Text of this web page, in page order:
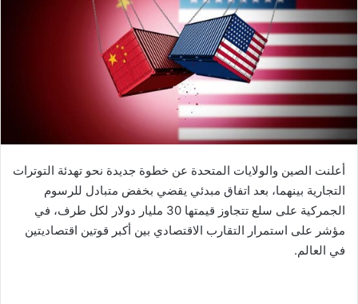
ر
ي
د
ا
إ
ل
ك
ت
ن
أعلنت الصين والولايات المتحدة عن خطوة جديدة نحو تهدئة التوترات
التجارية بينهما، بعد اتفاق مبدئي يقضي بخفض متبادل للرسوم
الجمركية على سلع تتجاوز قيمتها 30 مليار دولار لكل طرف، في
مؤشر على استمرار التقارب الاقتصادي بين أكبر قوتين اقتصاديتين
في العالم.